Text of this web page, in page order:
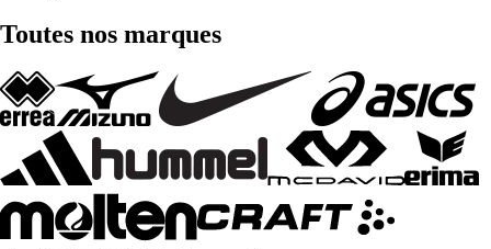
Toutes nos marques